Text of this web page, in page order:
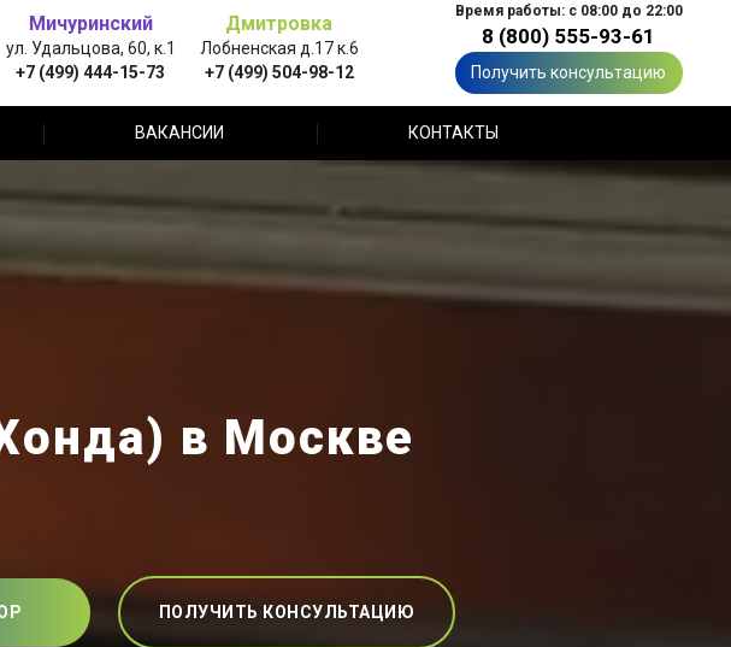
Мичуринский
ул. Удальцова, 60, к.1
+7 (499) 444-15-73
Дмитровка
Лобненская д.17 к.6
+7 (499) 504-98-12
Время работы: с 08:00 до 22:00
8 (800) 555-93-61
Получить консультацию
ВАКАНСИИ КОНТАКТЫ
в Москве
ПОЛУЧИТЬ КОНСУЛЬТАЦИЮ